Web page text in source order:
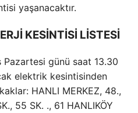
yaşanacaktır.
KESİNTİSİ LİSTESİ
Pazartesi günü saat 13.30
elektrik kesintisinden
HANLI MERKEZ, 48.,
55 SK. ., 61 HANLIKÖY